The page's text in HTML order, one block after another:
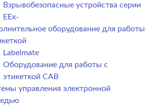
Взрывобезопасные устройства серии
EEx-
оборудование для работы
Labelmate
Оборудование для работы с
этикеткой CAB
управления электронной